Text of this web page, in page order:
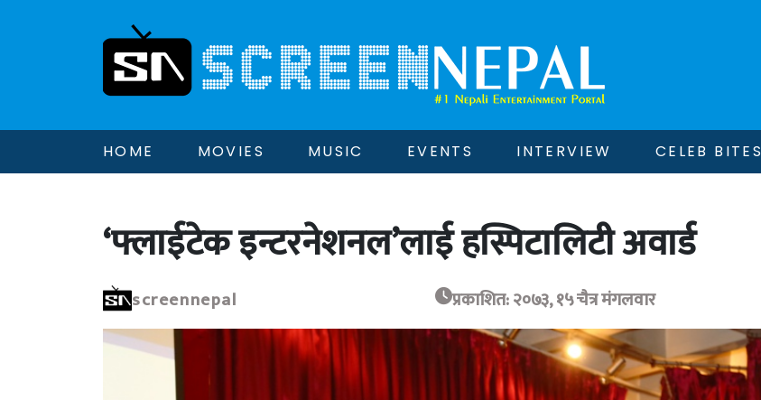
HOME MOVIES MUSIC EVENTS INTERVIEW CELEB BITES
‘फ्लाईटेक इन्टरनेशनल’लाई हस्पिटालिटी अवार्ड
screennepal प्रकाशित: २०७३, १५ चैत्र मंगलवार